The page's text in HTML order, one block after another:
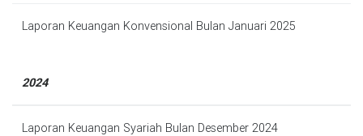
Laporan Keuangan Konvensional Bulan Januari 2025
2024
Laporan Keuangan Syariah Bulan Desember 2024